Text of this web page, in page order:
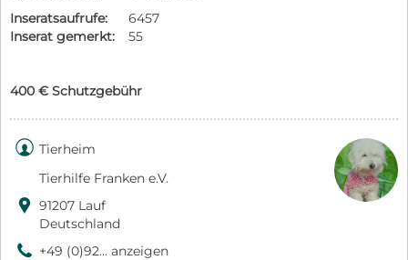
Inseratsaufrufe:
6457
Inserat gemerkt:
55
400 € Schutzgebühr
 Tierheim
Tierhilfe Franken e.V.
 91207 Lauf
Deutschland
9 +49 (0)92... anzeigen